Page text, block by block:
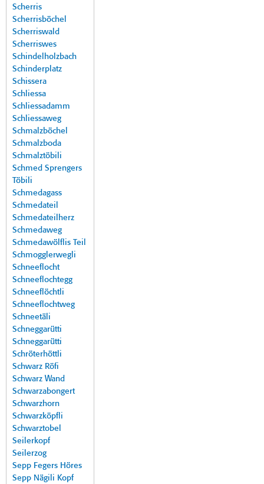
Scherris
Scherrisböchel
Scherriswald
Scherriswes
Schindelholzbach
Schinderplatz
Schissera
Schliessa
Schliessadamm
Schliessaweg
Schmalzböchel
Schmalzboda
Schmalztöbili
Schmed Sprengers
Töbili
Schmedagass
Schmedateil
Schmedateilherz
Schmedaweg
Schmedawölflis Teil
Schmogglerwegli
Schneeflocht
Schneeflochtegg
Schneeflöchtli
Schneeflochtweg
Schneetäli
Schneggarütti
Schneggarütti
Schröterhöttli
Schwarz Röfi
Schwarz Wand
Schwarzabongert
Schwarzhorn
Schwarzköpfli
Schwarztobel
Seilerkopf
Seilerzog
Sepp Fegers Höres
Sepp Nägili Kopf